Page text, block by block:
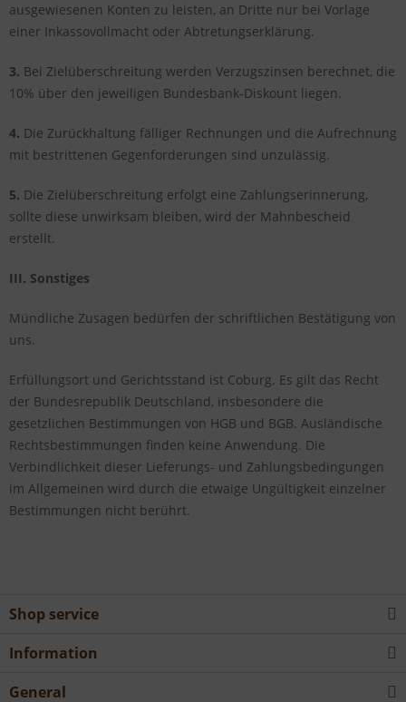
ausgewiesenen Konten zu leisten, an Dritte nur bei Vorlage
einer Inkassovollmacht oder Abtretungserklärung.
3. Bei Zielüberschreitung werden Verzugszinsen berechnet, die
10% über den jeweiligen Bundesbank-Diskount liegen.
4. Die Zurückhaltung fälliger Rechnungen und die Aufrechnung
mit bestrittenen Gegenforderungen sind unzulässig.
5. Die Zielüberschreitung erfolgt eine Zahlungserinnerung,
sollte diese unwirksam bleiben, wird der Mahnbescheid
erstellt.
III. Sonstiges
Mündliche Zusagen bedürfen der schriftlichen Bestätigung von
uns.
Erfüllungsort und Gerichtsstand ist Coburg. Es gilt das Recht
der Bundesrepublik Deutschland, insbesondere die
gesetzlichen Bestimmungen von HGB und BGB. Ausländische
Rechtsbestimmungen finden keine Anwendung. Die
Verbindlichkeit dieser Lieferungs- und Zahlungsbedingungen
im Allgemeinen wird durch die etwaige Ungültigkeit einzelner
Bestimmungen nicht berührt.
Shop service
Information
General